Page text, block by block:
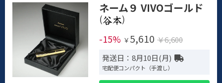
ネーム９ VIVOゴールド
(
)
-15% ￥ 5,610 ￥6,600
発送日：8月10日(月)
宅配便コンパクト（手渡し）